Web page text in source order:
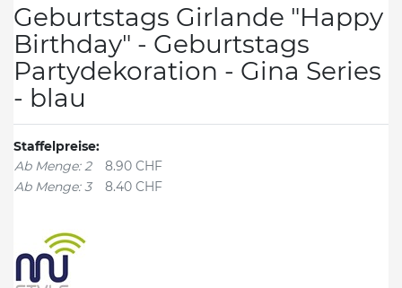
Geburtstags Girlande "Happy
Birthday" - Geburtstags
Partydekoration - Gina Series
- blau
Staffelpreise:
Ab Menge: 2
8.90 CHF
Ab Menge: 3
8.40 CHF